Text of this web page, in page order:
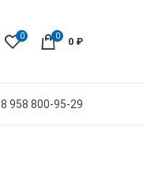
0 0 0 ₽
8 958 800-95-29